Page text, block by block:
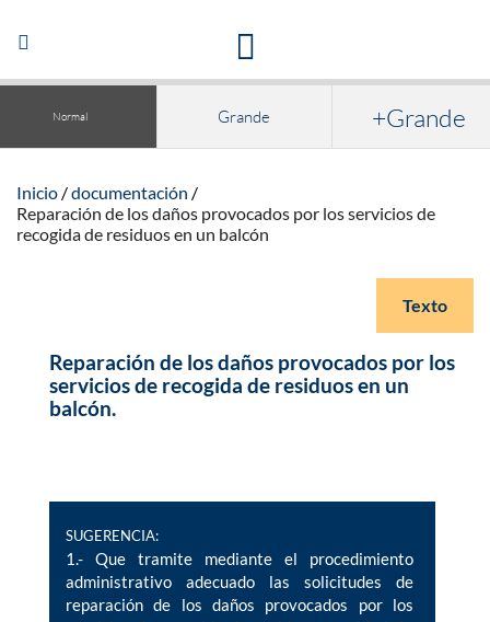
Abrir/Cerrar
navegación
Normal Grande +Grande
Inicio
documentación
Reparación de los daños provocados por los servicios de
recogida de residuos en un balcón
Texto
Reparación de los daños provocados por los
servicios de recogida de residuos en un
balcón.
SUGERENCIA:
1.- Que tramite mediante el procedimiento
administrativo adecuado las solicitudes de
reparación de los daños provocados por los